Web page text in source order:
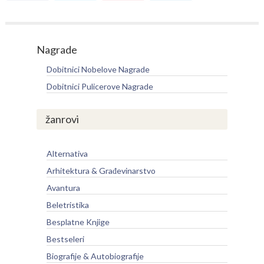
Nagrade
Dobitnici Nobelove Nagrade
Dobitnici Pulicerove Nagrade
žanrovi
Alternativa
Arhitektura & Građevinarstvo
Avantura
Beletristika
Besplatne Knjige
Bestseleri
Biografije & Autobiografije